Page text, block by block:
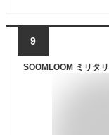
9